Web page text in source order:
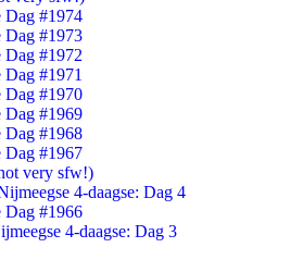
Dag #1974
Dag #1973
Dag #1972
Dag #1971
Dag #1970
Dag #1969
Dag #1968
Dag #1967
very sfw!)
4-daagse: Dag 4
Dag #1966
4-daagse: Dag 3